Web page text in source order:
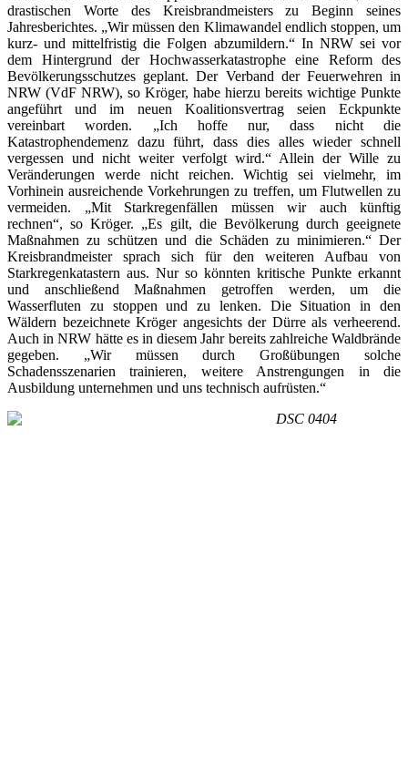
drastischen Worte des Kreisbrandmeisters zu Beginn seines
Jahresberichtes. „Wir müssen den Klimawandel endlich stoppen, um
kurz- und mittelfristig die Folgen abzumildern.“ In NRW sei vor
dem Hintergrund der Hochwasserkatastrophe eine Reform des
Bevölkerungsschutzes geplant. Der Verband der Feuerwehren in
NRW (VdF NRW), so Kröger, habe hierzu bereits wichtige Punkte
angeführt und im neuen Koalitionsvertrag seien Eckpunkte
vereinbart worden. „Ich hoffe nur, dass nicht die
Katastrophendemenz dazu führt, dass dies alles wieder schnell
vergessen und nicht weiter verfolgt wird.“ Allein der Wille zu
Veränderungen werde nicht reichen. Wichtig sei vielmehr, im
Vorhinein ausreichende Vorkehrungen zu treffen, um Flutwellen zu
vermeiden. „Mit Starkregenfällen müssen wir auch künftig
rechnen“, so Kröger. „Es gilt, die Bevölkerung durch geeignete
Maßnahmen zu schützen und die Schäden zu minimieren.“ Der
Kreisbrandmeister sprach sich für den weiteren Aufbau von
Starkregenkatastern aus. Nur so könnten kritische Punkte erkannt
und anschließend Maßnahmen getroffen werden, um die
Wasserfluten zu stoppen und zu lenken. Die Situation in den
Wäldern bezeichnete Kröger angesichts der Dürre als verheerend.
Auch in NRW hätte es in diesem Jahr bereits zahlreiche Waldbrände
gegeben. „Wir müssen durch Großübungen solche
Schadensszenarien trainieren, weitere Anstrengungen in die
Ausbildung unternehmen und uns technisch aufrüsten.“